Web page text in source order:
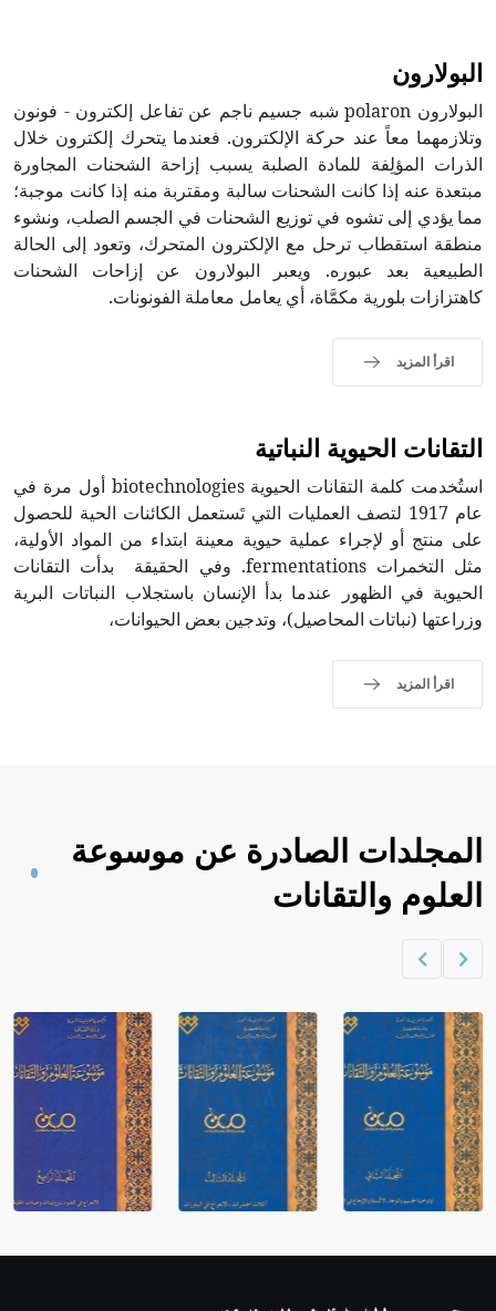
البولارون
البولارون polaron شبه جسيم ناجم عن تفاعل إلكترون - فونون
وتلازمهما معاً عند حركة الإلكترون. فعندما يتحرك إلكترون خلال
الذرات المؤلِفة للمادة الصلبة يسبب إزاحة الشحنات المجاورة
مبتعدة عنه إذا كانت الشحنات سالبة ومقتربة منه إذا كانت موجبة؛
مما يؤدي إلى تشوه في توزيع الشحنات في الجسم الصلب، ونشوء
منطقة استقطاب ترحل مع الإلكترون المتحرك، وتعود إلى الحالة
الطبيعية بعد عبوره. ويعبر البولارون عن إزاحات الشحنات
كاهتزازات بلورية مكمَّاة، أي يعامل معاملة الفونونات.
اقرأ المزيد
التقانات الحيوية النباتية
استُخدمت كلمة التقانات الحيوية biotechnologies أول مرة في
عام 1917 لتصف العمليات التي تَستعمل الكائنات الحية للحصول
على منتج أو لإجراء عملية حيوية معينة ابتداء من المواد الأولية،
مثل التخمرات fermentations. وفي الحقيقة بدأت التقانات
الحيوية في الظهور عندما بدأ الإنسان باستجلاب النباتات البرية
وزراعتها (نباتات المحاصيل)، وتدجين بعض الحيوانات،
اقرأ المزيد
المجلدات الصادرة عن موسوعة
العلوم والتقانات